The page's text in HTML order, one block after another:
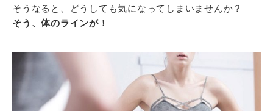
そうなると、どうしても気になってしまいませんか？
そう、体のラインが！